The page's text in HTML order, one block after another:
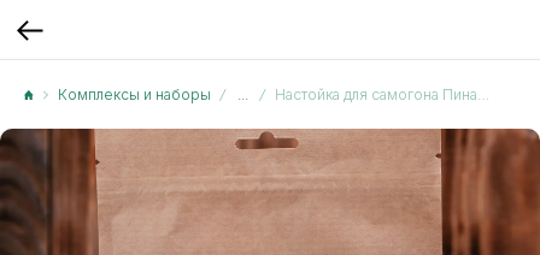
Комплексы и наборы ... Настойка для самогона Пина Колада